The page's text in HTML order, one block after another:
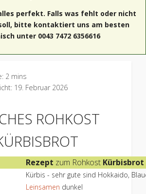
perfekt. Falls was fehlt oder nicht
bitte kontaktiert uns am besten
unter 0043 7472 6356616
2 mins
19. Februar 2026
ROHKOST
Rezept zum Rohkost Kürbisbrot
Kürbis - sehr gute sind Hokkaido,
Leinsamen dunkel